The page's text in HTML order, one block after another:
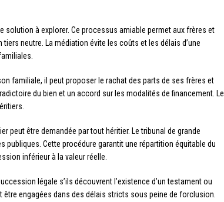
solution à explorer. Ce processus amiable permet aux frères et
neutre. La médiation évite les coûts et les délais d’une
familiale, il peut proposer le rachat des parts de ses frères et
du bien et un accord sur les modalités de financement. Le
peut être demandée par tout héritier. Le tribunal de grande
publiques. Cette procédure garantit une répartition équitable du
inférieur à la valeur réelle.
légale s’ils découvrent l’existence d’un testament ou
engagées dans des délais stricts sous peine de forclusion.